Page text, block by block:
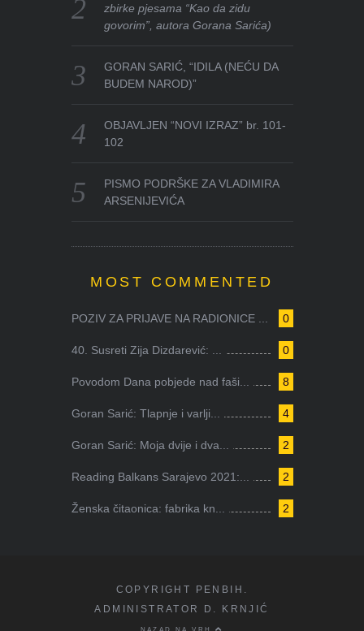
zbirke pjesama “Kao da zidu
govorim”, autora Gorana Sarića)
GORAN SARIĆ, “IDILA (NEĆU DA
BUDEM NAROD)”
OBJAVLJEN “NOVI IZRAZ” br. 101-
102
PISMO PODRŠKE ZA VLADIMIRA
ARSENIJEVIĆA
MOST COMMENTED
0
POZIV ZA PRIJAVE NA RADIONICE ...
0
40. Susreti Zija Dizdarević: ...
8
Povodom Dana pobjede nad faši...
4
Goran Sarić: Tlapnje i varlji...
2
Goran Sarić: Moja dvije i dva...
2
Reading Balkans Sarajevo 2021:...
2
Ženska čitaonica: fabrika kn...
COPYRIGHT PENBIH.
ADMINISTRATOR D. KRNJIĆ